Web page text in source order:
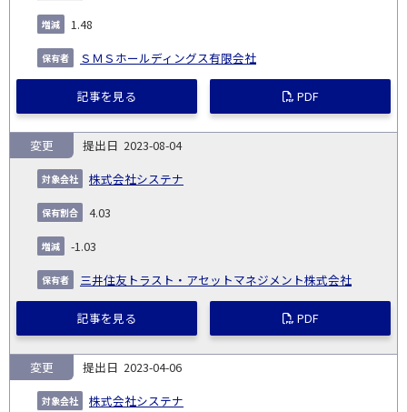
1.48
ＳＭＳホールディングス有限会社
記事を見る PDF
2023-08-04
株式会社システナ
変更
4.03
-1.03
三井住友トラスト・アセットマネジメント株式会社
記事を見る PDF
2023-04-06
株式会社システナ
変更